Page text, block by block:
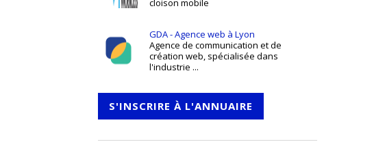
cloison mobile
GDA - Agence web à Lyon
Agence de communication et de
création web, spécialisée dans
l'industrie ...
S'INSCRIRE À L'ANNUAIRE